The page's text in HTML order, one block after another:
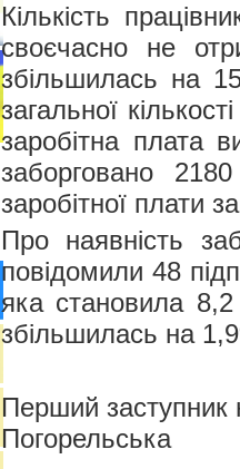
Кількість
своєчасно не
збільшилась на
загальної
заробітна плата
заборговано
заробітної плати
Про наявність
повідомили 48
яка становила
збільшилась на
Перший
Погорельська